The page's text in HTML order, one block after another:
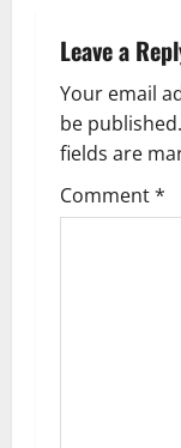
v
i
g
a
Leave a
Your email
be published.
fields are
Comment*